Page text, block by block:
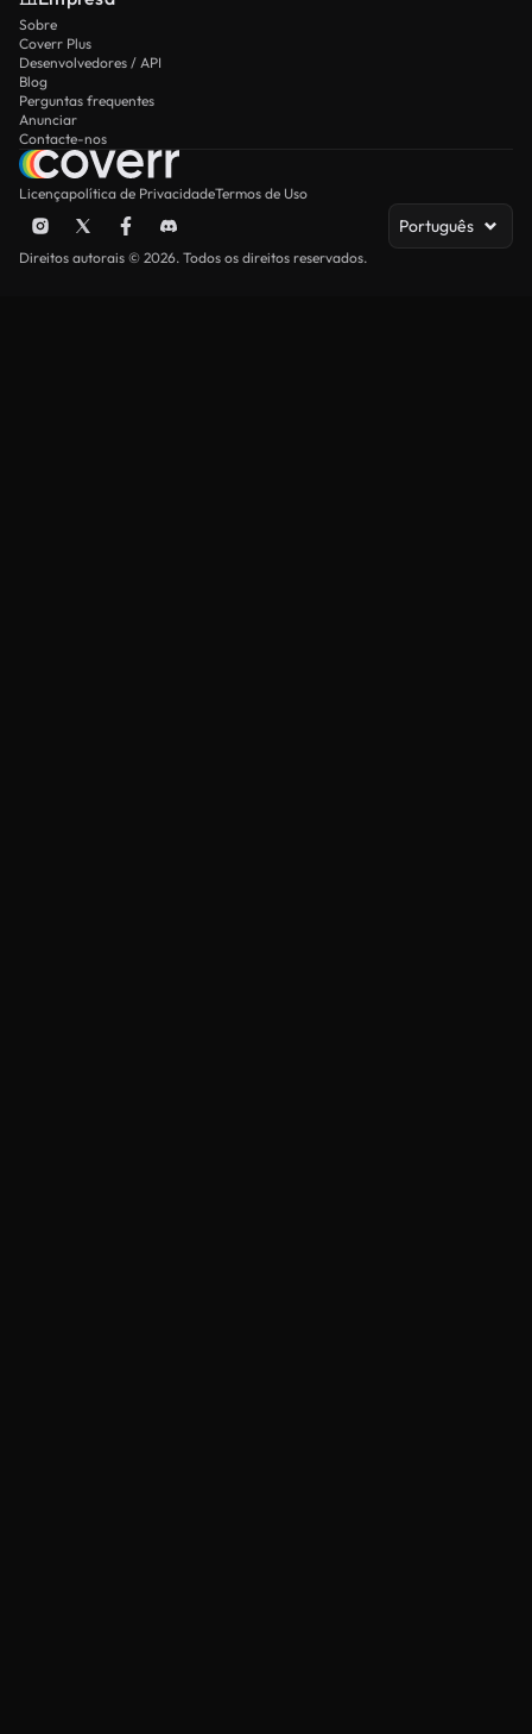
Sobre
Coverr Plus
Desenvolvedores / API
Blog
Perguntas frequentes
Anunciar
Contacte-nos
Licençapolítica de PrivacidadeTermos de Uso
Português
Direitos autorais © 2026. Todos os direitos reservados.